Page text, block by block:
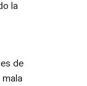
la
de